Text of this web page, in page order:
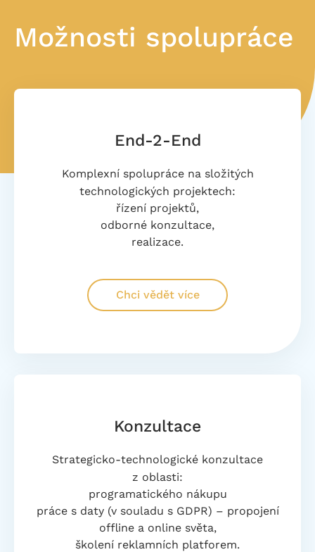
Možnosti spolupráce
End-2-End
Komplexní spolupráce na složitých
technologických projektech:
řízení projektů,
odborné konzultace,
realizace.
Chci vědět více
Konzultace
Strategicko-technologické konzultace
z oblasti:
programatického nákupu
práce s daty (v souladu s GDPR) – propojení
offline a online světa,
školení reklamních platforem.